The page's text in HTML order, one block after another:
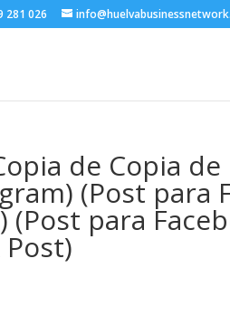
281 026
de Copia
(Post para
(Post para